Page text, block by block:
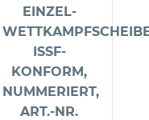
EINZEL-
ISSF-
KONFORM,
NUMMERIERT,
ART.-NR.